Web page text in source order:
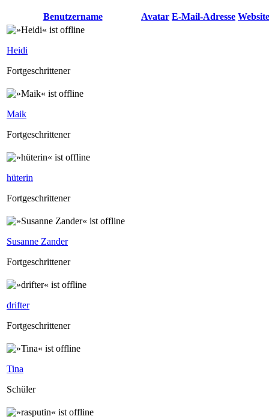
Benutzername Avatar E-Mail-Adresse Website
Heidi
Fortgeschrittener
Maik
Fortgeschrittener
hüterin
Fortgeschrittener
Susanne Zander
Fortgeschrittener
drifter
Fortgeschrittener
Tina
Schüler